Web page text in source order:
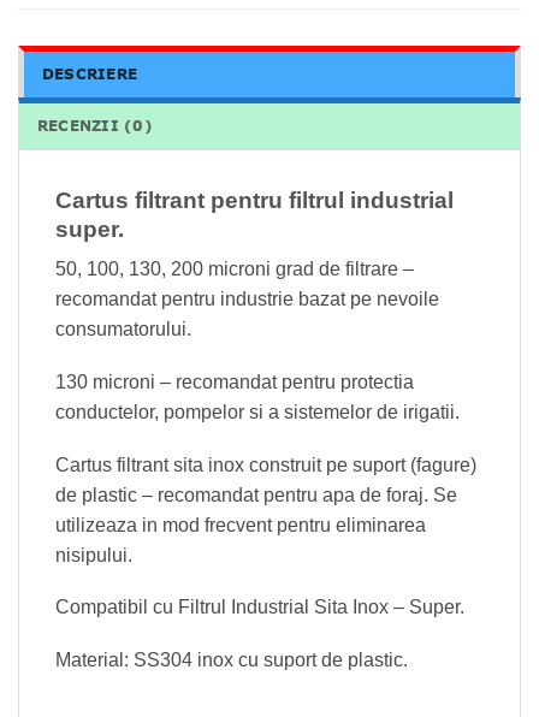
DESCRIERE
RECENZII (0)
Cartus filtrant pentru filtrul industrial
super.
50, 100, 130, 200 microni grad de filtrare –
recomandat pentru industrie bazat pe nevoile
consumatorului.
130 microni – recomandat pentru protectia
conductelor, pompelor si a sistemelor de irigatii.
Cartus filtrant sita inox construit pe suport (fagure)
de plastic – recomandat pentru apa de foraj. Se
utilizeaza in mod frecvent pentru eliminarea
nisipului.
Compatibil cu Filtrul Industrial Sita Inox – Super.
Material: SS304 inox cu suport de plastic.